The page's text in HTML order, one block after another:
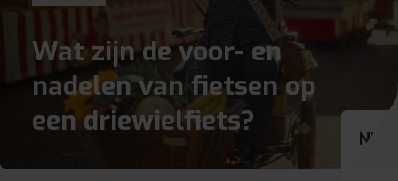
Wat zijn de voor- en
nadelen van fietsen op
een driewielfiets?
NL